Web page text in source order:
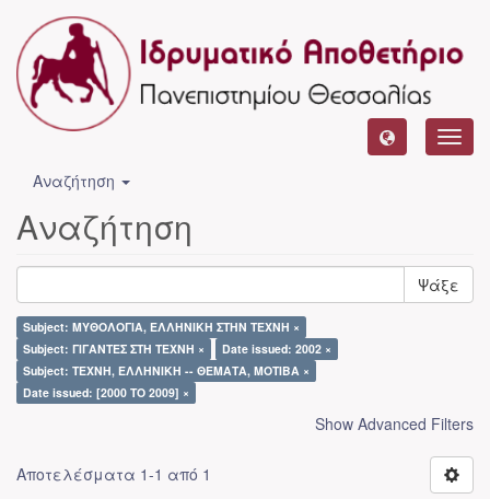
Αναζήτηση
Αναζήτηση
Ψάξε
Subject: ΜΥΘΟΛΟΓΙΑ, ΕΛΛΗΝΙΚΗ ΣΤΗΝ ΤΕΧΝΗ ×
Subject: ΓΙΓΑΝΤΕΣ ΣΤΗ ΤΕΧΝΗ ×
Date issued: 2002 ×
Subject: ΤΕΧΝΗ, ΕΛΛΗΝΙΚΗ -- ΘΕΜΑΤΑ, ΜΟΤΙΒΑ ×
Date issued: [2000 TO 2009] ×
Show Advanced Filters
Αποτελέσματα 1-1 από 1